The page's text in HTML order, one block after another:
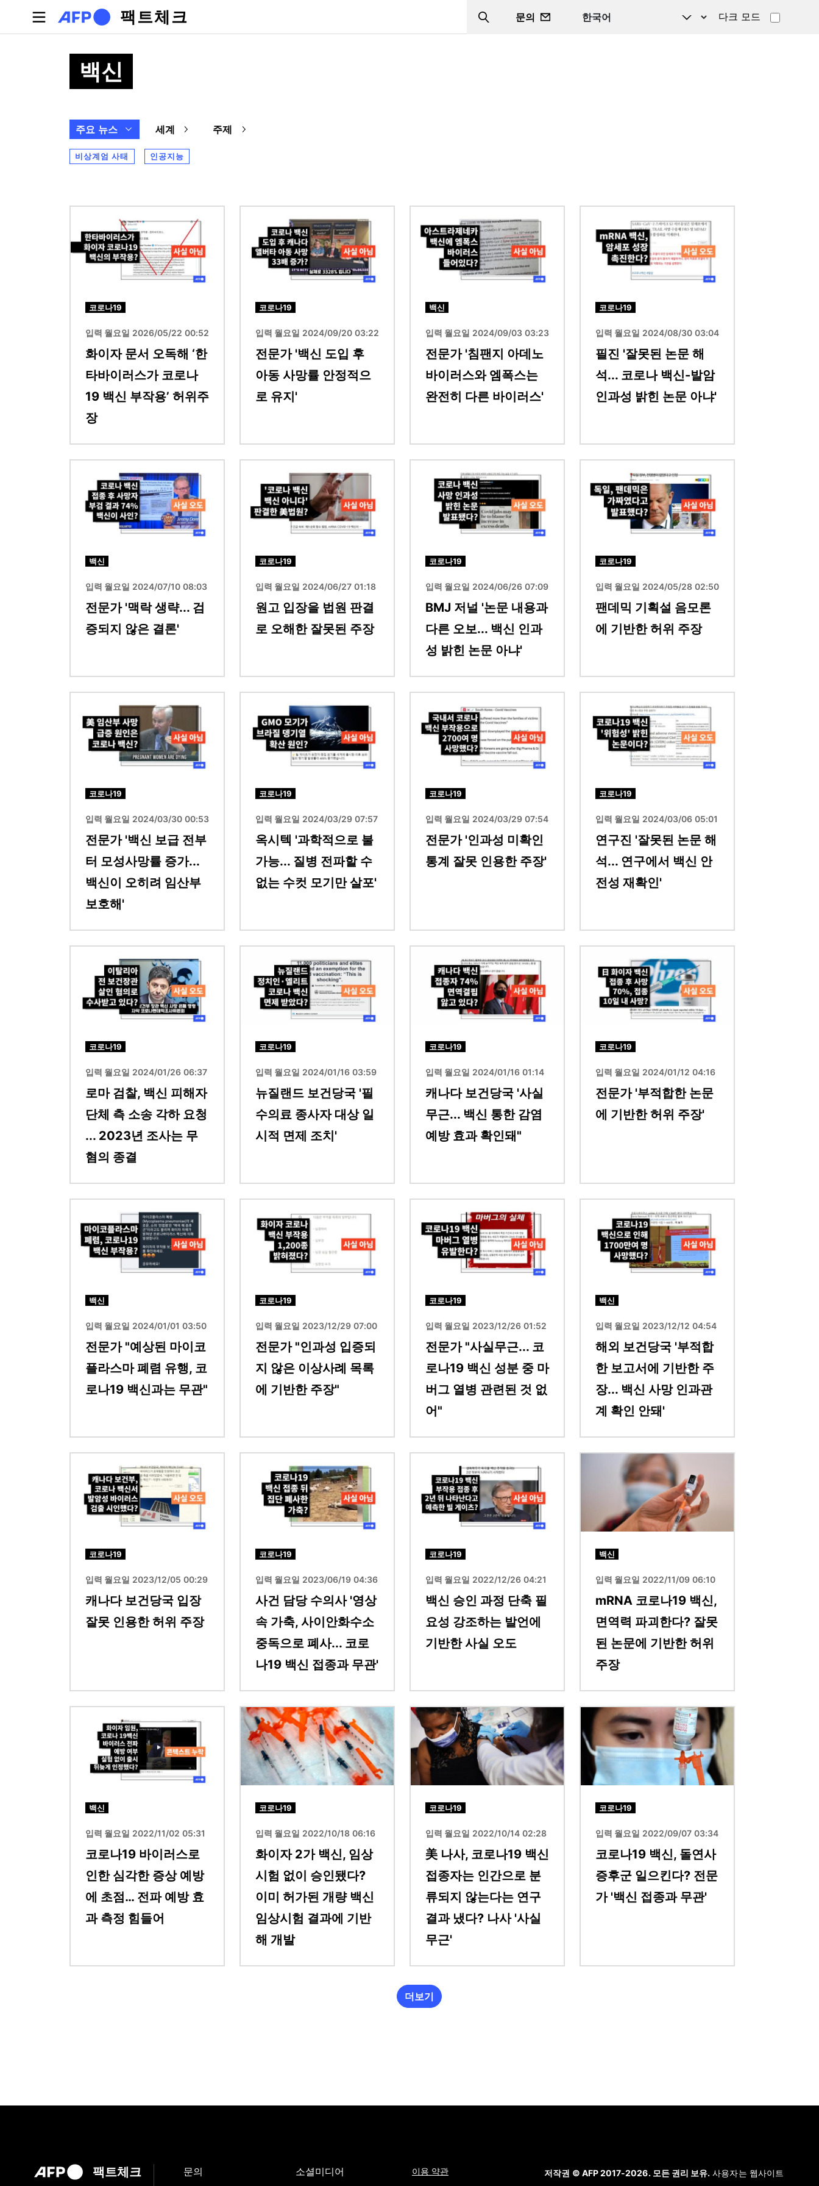
주요 콘텐츠로 건너뛰기
팩트체크 Search
문의 다크 모드
백신
주요 뉴스 세계 주제
비상계엄 사태 인공지능
코로나19
입력 월요일 2026/05/22 00:52
화이자 문서 오독해 ‘한
타바이러스가 코로나
19 백신 부작용’ 허위주
장
코로나19
입력 월요일 2024/09/20 03:22
전문가 '백신 도입 후
아동 사망률 안정적으
로 유지'
백신
입력 월요일 2024/09/03 03:23
전문가 '침팬지 아데노
바이러스와 엠폭스는
완전히 다른 바이러스'
코로나19
입력 월요일 2024/08/30 03:04
필진 '잘못된 논문 해
석... 코로나 백신-발암
인과성 밝힌 논문 아냐'
백신
입력 월요일 2024/07/10 08:03
전문가 '맥락 생략... 검
증되지 않은 결론'
코로나19
입력 월요일 2024/06/27 01:18
원고 입장을 법원 판결
로 오해한 잘못된 주장
코로나19
입력 월요일 2024/06/26 07:09
BMJ 저널 '논문 내용과
다른 오보... 백신 인과
성 밝힌 논문 아냐'
코로나19
입력 월요일 2024/05/28 02:50
팬데믹 기획설 음모론
에 기반한 허위 주장
코로나19
입력 월요일 2024/03/30 00:53
전문가 '백신 보급 전부
터 모성사망률 증가...
백신이 오히려 임산부
보호해'
코로나19
입력 월요일 2024/03/29 07:57
옥시텍 '과학적으로 불
가능... 질병 전파할 수
없는 수컷 모기만 살포'
코로나19
입력 월요일 2024/03/29 07:54
전문가 '인과성 미확인
통계 잘못 인용한 주장'
코로나19
입력 월요일 2024/03/06 05:01
연구진 '잘못된 논문 해
석... 연구에서 백신 안
전성 재확인'
코로나19
입력 월요일 2024/01/26 06:37
로마 검찰, 백신 피해자
단체 측 소송 각하 요청
... 2023년 조사는 무
혐의 종결
코로나19
입력 월요일 2024/01/16 03:59
뉴질랜드 보건당국 '필
수의료 종사자 대상 일
시적 면제 조치'
코로나19
입력 월요일 2024/01/16 01:14
캐나다 보건당국 '사실
무근... 백신 통한 감염
예방 효과 확인돼"
코로나19
입력 월요일 2024/01/12 04:16
전문가 '부적합한 논문
에 기반한 허위 주장'
백신
입력 월요일 2024/01/01 03:50
전문가 "예상된 마이코
플라스마 폐렴 유행, 코
로나19 백신과는 무관"
코로나19
입력 월요일 2023/12/29 07:00
전문가 "인과성 입증되
지 않은 이상사례 목록
에 기반한 주장"
코로나19
입력 월요일 2023/12/26 01:52
전문가 "사실무근... 코
로나19 백신 성분 중 마
버그 열병 관련된 것 없
어"
백신
입력 월요일 2023/12/12 04:54
해외 보건당국 '부적합
한 보고서에 기반한 주
장... 백신 사망 인과관
계 확인 안돼'
코로나19
입력 월요일 2023/12/05 00:29
캐나다 보건당국 입장
잘못 인용한 허위 주장
코로나19
입력 월요일 2023/06/19 04:36
사건 담당 수의사 '영상
속 가축, 사이안화수소
중독으로 폐사... 코로
나19 백신 접종과 무관'
코로나19
입력 월요일 2022/12/26 04:21
백신 승인 과정 단축 필
요성 강조하는 발언에
기반한 사실 오도
백신
입력 월요일 2022/11/09 06:10
mRNA 코로나19 백신,
면역력 파괴한다? 잘못
된 논문에 기반한 허위
주장
백신
입력 월요일 2022/11/02 05:31
코로나19 바이러스로
인한 심각한 증상 예방
에 초점… 전파 예방 효
과 측정 힘들어
이미지
코로나19
입력 월요일 2022/10/18 06:16
화이자 2가 백신, 임상
시험 없이 승인됐다?
이미 허가된 개량 백신
임상시험 결과에 기반
해 개발
이미지
코로나19
입력 월요일 2022/10/14 02:28
美 나사, 코로나19 백신
접종자는 인간으로 분
류되지 않는다는 연구
결과 냈다? 나사 '사실
무근'
이미지
코로나19
입력 월요일 2022/09/07 03:34
코로나19 백신, 돌연사
증후군 일으킨다? 전문
가 '백신 접종과 무관'
더보기
팩트체크 문의 소셜미디어 이용 약관 저작권 © AFP 2017-2026. 모든 권리 보유. 사용자는 웹사이트